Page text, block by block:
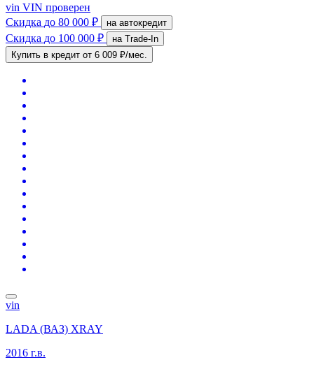
vin VIN проверен
Скидка до 80 000 ₽ на автокредит
Скидка до 100 000 ₽
на Trade-In
Купить в кредит от 6 009 ₽/мес.
vin
LADA (ВАЗ) XRAY
2016 г.в.